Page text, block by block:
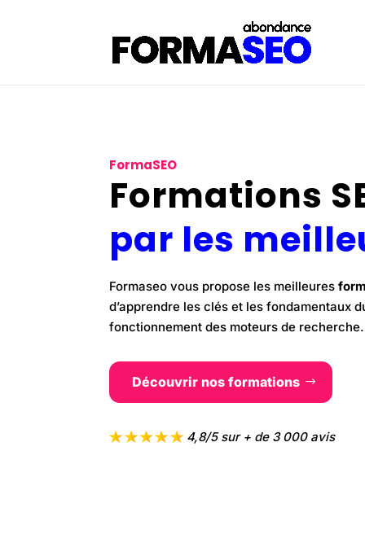
FormaSEO
Formations
par les
Formaseo vous propose les meilleures
d’apprendre les clés et les fondamentaux
fonctionnement des moteurs de recherche.
Découvrir nos formations
4,8/5 sur + de 3 000 avis